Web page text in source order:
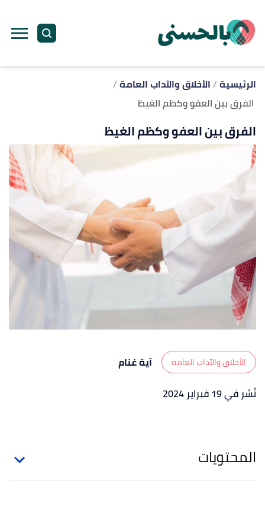
الرئيسية الأخلاق والآداب العامة
الفرق بين العفو وكظم الغيظ
الفرق بين العفو وكظم الغيظ
الأخلاق والآداب العامة
آية غنام
نُشر في 19 فبراير 2024
المحتويات